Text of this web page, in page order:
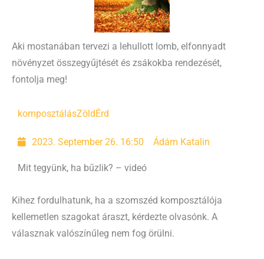
Aki mostanában tervezi a lehullott lomb, elfonnyadt
növényzet összegyűjtését és zsákokba rendezését,
fontolja meg!
komposztálásZöldÉrd
2023. September 26. 16:50 Ádám Katalin
Mit tegyünk, ha bűzlik? – videó
Kihez fordulhatunk, ha a szomszéd komposztálója
kellemetlen szagokat áraszt, kérdezte olvasónk. A
válasznak valószínűleg nem fog örülni.